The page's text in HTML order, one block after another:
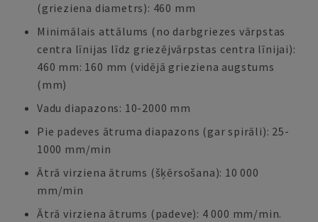
(grieziena diametrs): 460 mm
Minimālais attālums (no darbgriezes vārpstas
centra līnijas līdz griezējvārpstas centra līnijai):
460 mm: 160 mm (vidējā grieziena augstums
(mm)
Vadu diapazons: 10-2000 mm
Pie padeves ātruma diapazons (gar spirāli): 25-
1000 mm/min
Ātrā virziena ātrums (šķērsošana): 10 000
mm/min
Ātrā virziena ātrums (padeve): 4 000 mm/min.